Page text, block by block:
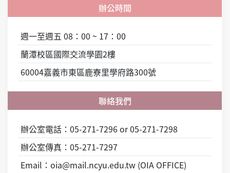
週一至週五 08：00 ~ 17：00
蘭潭校區國際交流學園2樓
60004嘉義市東區鹿寮里學府路300號
辦公室電話：05-271-7296 or 05-271-7298
辦公室傳真：05-271-7297
Email：oia@mail.ncyu.edu.tw (OIA OFFICE)